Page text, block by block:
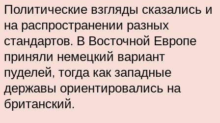
Политические взгляды сказались и
на распространении разных
стандартов. В Восточной Европе
приняли немецкий вариант
пуделей, тогда как западные
державы ориентировались на
британский.